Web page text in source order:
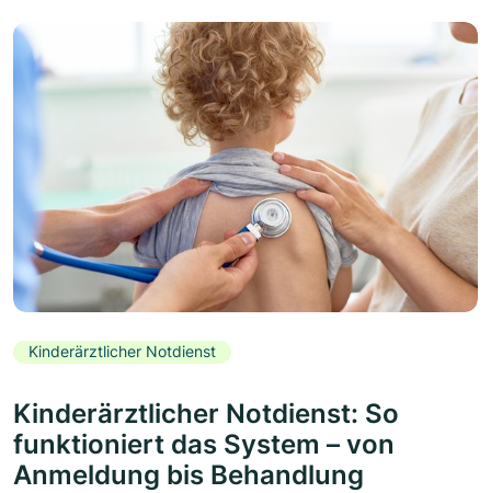
Kinderärztlicher Notdienst
Kinderärztlicher Notdienst: So
funktioniert das System – von
Anmeldung bis Behandlung